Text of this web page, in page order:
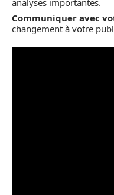
analyses importantes.
Communiquer avec
changement à votre